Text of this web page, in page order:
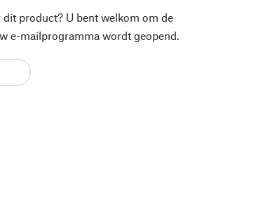
dit product? U bent welkom om de
e-mailprogramma wordt geopend.